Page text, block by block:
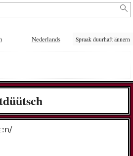
Nederlands Spraak duurhaft ännern